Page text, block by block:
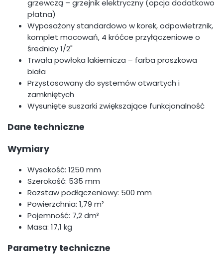
grzewczą – grzejnik elektryczny (opcja dodatkowo
płatna)
Wyposażony standardowo w korek, odpowietrznik,
komplet mocowań, 4 króćce przyłączeniowe o
średnicy 1/2"
Trwała powłoka lakiernicza – farba proszkowa
biała
Przystosowany do systemów otwartych i
zamkniętych
Wysunięte suszarki zwiększające funkcjonalność
Dane techniczne
Wymiary
Wysokość: 1250 mm
Szerokość: 535 mm
Rozstaw podłączeniowy: 500 mm
Powierzchnia: 1,79 m²
Pojemność: 7,2 dm³
Masa: 17,1 kg
Parametry techniczne